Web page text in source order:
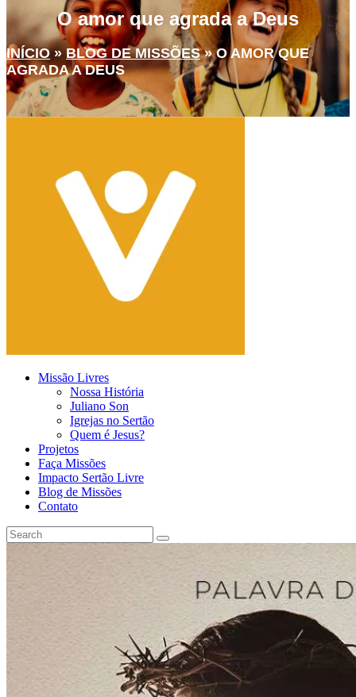
O amor que agrada a Deus
INÍCIO»BLOG DE MISSÕES»O AMOR QUE
AGRADA A DEUS
Missão Livres
Nossa História
Juliano Son
Igrejas no Sertão
Quem é Jesus?
Projetos
Faça Missões
Impacto Sertão Livre
Blog de Missões
Contato